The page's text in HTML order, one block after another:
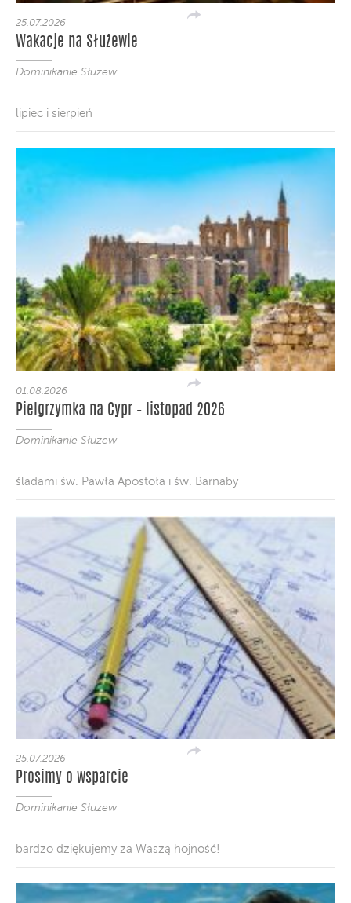
25.07.2026
Wakacje na Służewie
Dominikanie Służew
lipiec i sierpień
01.08.2026
Pielgrzymka na Cypr – listopad 2026
Dominikanie Służew
śladami św. Pawła Apostoła i św. Barnaby
25.07.2026
Prosimy o wsparcie
Dominikanie Służew
bardzo dziękujemy za Waszą hojność!